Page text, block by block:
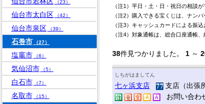
（注1）平日・土・日・祝日の相談
（注2）購入できる宝くじは、ナン
（注3）キャッシュカードによる振
（注4）対象通帳は、総合口座通帳
38件見つかりました。 1～
しちがはましてん
七ヶ浜支店
支店（出張
お問い合わ
（23）
仙台市太白区 （42）
仙台市泉区 （39）
石巻市 （27）
塩竈市 （6）
気仙沼市 （5）
白石市 （7）
名取市 （15）